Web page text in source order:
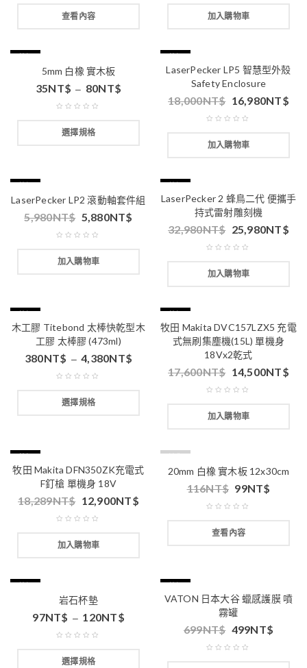
查看內容 加入購物車
5mm 白橡 實木板
35NT$ – 80NT$
選擇規格
LaserPecker LP5 智慧型外殼
Safety Enclosure
18,000NT$ 16,980NT$
加入購物車
LaserPecker LP2 滾動軸套件組
5,980NT$ 5,880NT$
加入購物車
LaserPecker 2 蜂鳥二代 便攜手
持式雷射雕刻機
32,980NT$ 25,980NT$
加入購物車
木工膠 Titebond 太棒快乾型木
工膠 太棒膠 (473ml)
380NT$ – 4,380NT$
選擇規格
牧田 Makita DVC157LZX5 充電
式無刷集塵機(15L) 單機身
18Vx2乾式
17,600NT$ 14,500NT$
加入購物車
牧田 Makita DFN350ZK充電式
F釘槍 單機身 18V
18,289NT$ 12,900NT$
加入購物車
20mm 白橡 實木板 12x30cm
116NT$ 99NT$
查看內容
岩石杯墊
97NT$ – 120NT$
選擇規格
VATON 日本大谷 蠟感護膜 噴
霧罐
699NT$ 499NT$